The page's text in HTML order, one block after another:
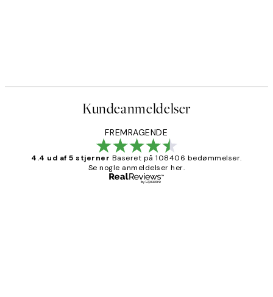
Kundeanmeldelser
FREMRAGENDE
4.4 ud af 5 stjerner Baseret på 108406 bedømmelser.
Se nogle anmeldelser her.